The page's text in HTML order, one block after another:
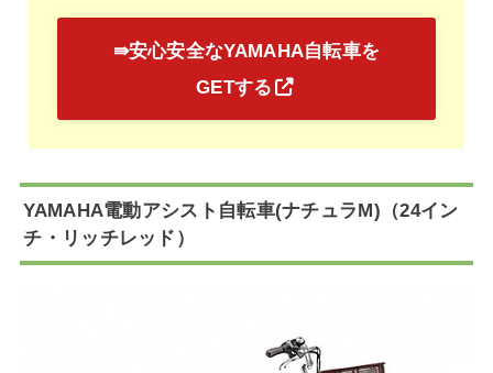
⇛安心安全なYAMAHA自転車を
GETする
YAMAHA電動アシスト自転車(ナチュラM)（24イン
チ・リッチレッド）